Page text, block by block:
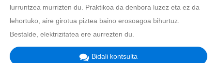
lurruntzea murrizten du. Praktikoa da denbora luzez eta ez da
lehortuko, aire girotua piztea baino erosoagoa bihurtuz.
Bestalde, elektrizitatea ere aurrezten du.
Bidali kontsulta